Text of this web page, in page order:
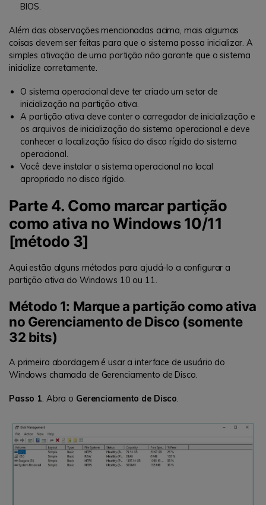
BIOS.
Além das observações mencionadas acima, mais algumas
coisas devem ser feitas para que o sistema possa inicializar. A
simples ativação de uma partição não garante que o sistema
inicialize corretamente.
O sistema operacional deve ter criado um setor de
inicialização na partição ativa.
A partição ativa deve conter o carregador de inicialização e
os arquivos de inicialização do sistema operacional e deve
conhecer a localização física do disco rígido do sistema
operacional.
Você deve instalar o sistema operacional no local
apropriado no disco rígido.
Parte 4. Como marcar partição
como ativa no Windows 10/11
[método 3]
Aqui estão alguns métodos para ajudá-lo a configurar a
partição ativa do Windows 10 ou 11.
Método 1: Marque a partição como ativa
no Gerenciamento de Disco (somente
32 bits)
A primeira abordagem é usar a interface de usuário do
Windows chamada de Gerenciamento de Disco.
Passo 1. Abra o Gerenciamento de Disco.